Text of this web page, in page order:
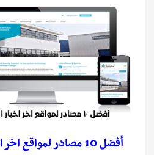
أفضل 10 مصادر لمواقع